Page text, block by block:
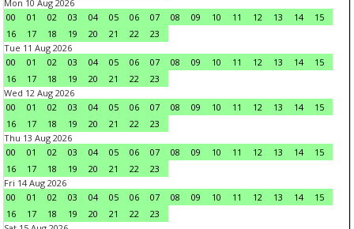
Mon 10 Aug 2026
00
01 02 03 04 05 06 07 08 09 10 11 12 13 14
15
16
17 18 19 20 21 22
23
Tue 11 Aug 2026
00
01 02 03 04 05 06 07 08 09 10 11 12 13 14
15
16
17 18 19 20 21 22
23
Wed 12 Aug 2026
00
01 02 03 04 05 06 07 08 09 10 11 12 13 14
15
16
17 18 19 20 21 22
23
Thu 13 Aug 2026
00
01 02 03 04 05 06 07 08 09 10 11 12 13 14
15
16
17 18 19 20 21 22
23
Fri 14 Aug 2026
00
01 02 03 04 05 06 07 08 09 10 11 12 13 14
15
16
17 18 19 20 21 22
23